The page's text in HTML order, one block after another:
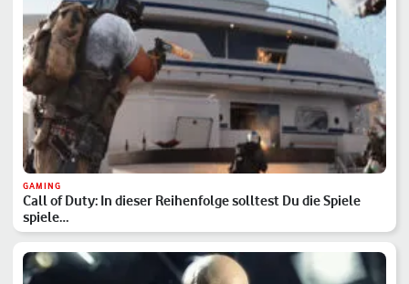
GAMING
Call of Duty: In dieser Reihenfolge solltest Du die Spiele
spiele…